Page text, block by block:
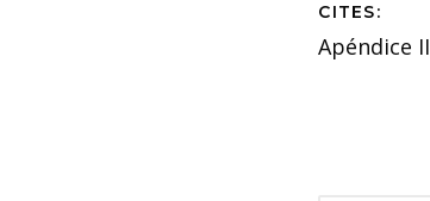
CITES:
Apéndice II